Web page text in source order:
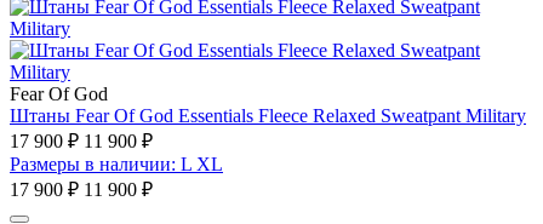
Fear Of God
Штаны Fear Of God Essentials Fleece Relaxed Sweatpant Military
17 900 ₽ 11 900 ₽
Размеры в наличии: L XL
17 900 ₽ 11 900 ₽